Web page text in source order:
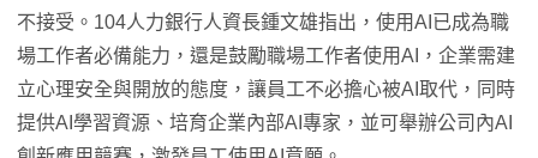
不接受。104人力銀行人資長鍾文雄指出，使用AI已成為職
場工作者必備能力，還是鼓勵職場工作者使用AI，企業需建
立心理安全與開放的態度，讓員工不必擔心被AI取代，同時
提供AI學習資源、培育企業內部AI專家，並可舉辦公司內AI